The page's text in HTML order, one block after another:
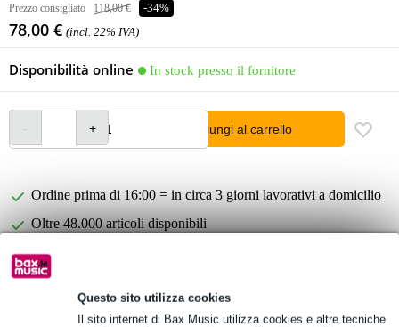
Questo sito utilizza cookies
Il sito internet di Bax Music utilizza cookies e altre tecniche
Prezzo consigliato 118,00 € -34%
78,00 € (incl. 22% IVA)
Disponibilità online In stock presso il fornitore
Aggiungi al carrello
Ordine prima di 16:00 = in circa 3 giorni lavorativi a domicilio
Oltre 48.000 articoli disponibili
1.250 marchi leader
Informazioni sul prodotto